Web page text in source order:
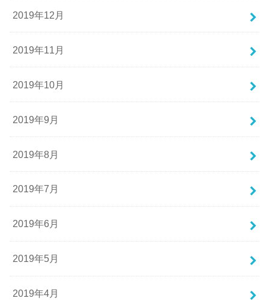
2019年12月
2019年11月
2019年10月
2019年9月
2019年8月
2019年7月
2019年6月
2019年5月
2019年4月